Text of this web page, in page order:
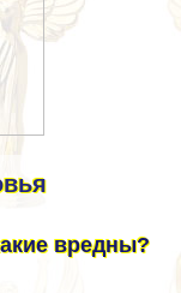
вредны?